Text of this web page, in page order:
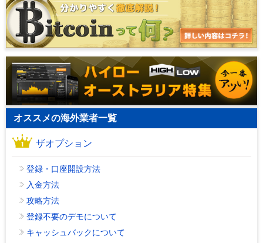
オススメの海外業者一覧
ザオプション
登録・口座開設方法
入金方法
攻略方法
登録不要のデモについて
キャッシュバックについて